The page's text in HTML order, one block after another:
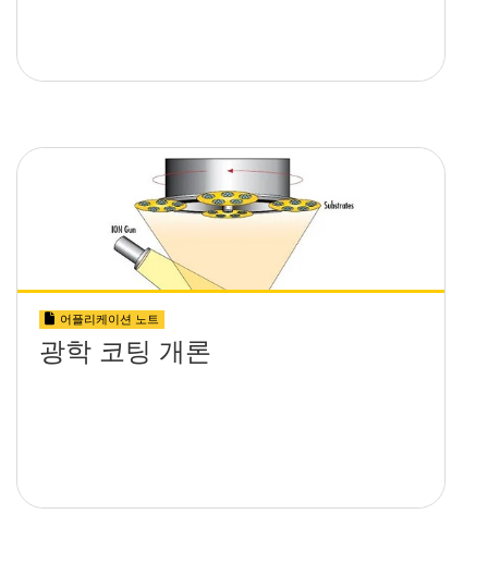
어플리케이션 노트
광학 코팅 개론